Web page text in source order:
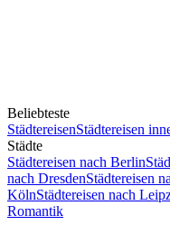
Beliebteste
StädtereisenStädtereisen
Städte
Städtereisen nach Berlin
nach DresdenStädtereisen
KölnStädtereisen nach
Romantik